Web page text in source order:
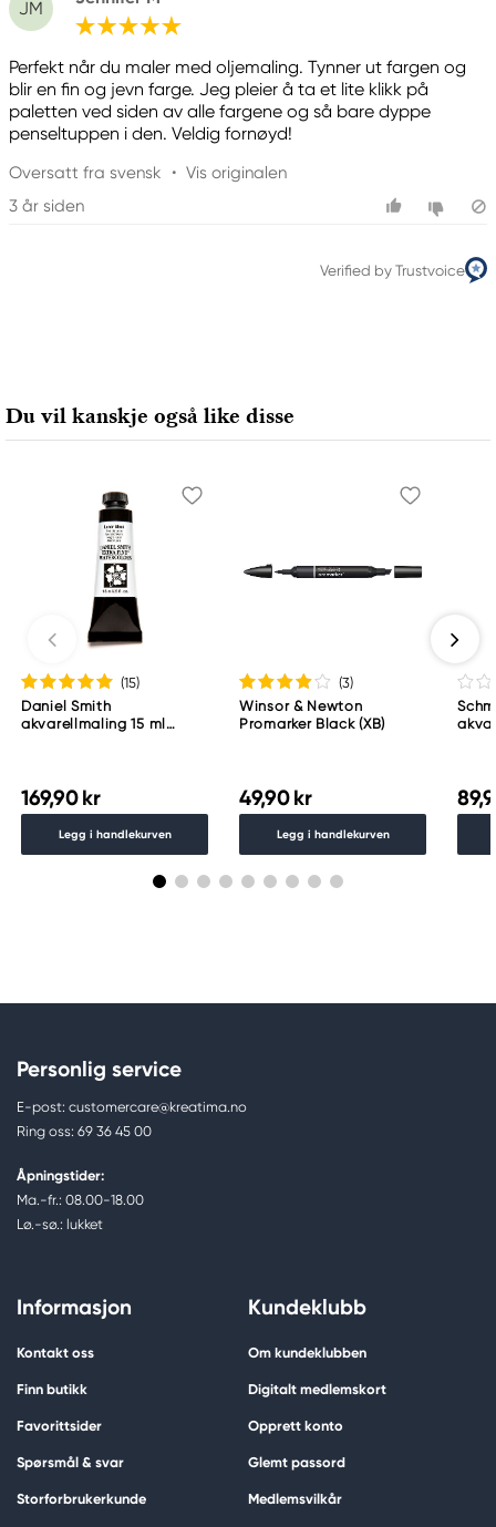
JM
Perfekt når du maler med oljemaling. Tynner ut fargen og
blir en fin og jevn farge. Jeg pleier å ta et lite klikk på
paletten ved siden av alle fargene og så bare dyppe
penseltuppen i den. Veldig fornøyd!
Oversatt fra svensk • Vis originalen
3 år siden
Verified by Trustvoice
Du vil kanskje også like disse
(15)
Daniel Smith
akvarellmaling 15 ml
169,90 kr
Legg i handlekurven
(3)
Winsor & Newton
Promarker Black (XB)
49,90 kr
Legg i handlekurven
Personlig service
E-post: customercare@kreatima.no
Ring oss: 69 36 45 00
Åpningstider:
Ma.-fr.: 08.00-18.00
Lø.-sø.: lukket
Informasjon
Kontakt oss
Finn butikk
Favorittsider
Spørsmål & svar
Storforbrukerkunde
Kundeklubb
Om kundeklubben
Digitalt medlemskort
Opprett konto
Glemt passord
Medlemsvilkår